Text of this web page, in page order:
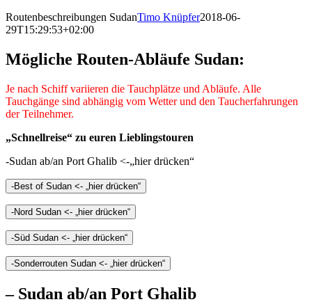
Routenbeschreibungen SudanTimo Knüpfer2018-06-
29T15:29:53+02:00
Mögliche Routen-Abläufe Sudan:
Je nach Schiff variieren die Tauchplätze und Abläufe. Alle
Tauchgänge sind abhängig vom Wetter und den Taucherfahrungen
der Teilnehmer.
„Schnellreise“ zu euren Lieblingstouren
-Sudan ab/an Port Ghalib <-„hier drücken“
-Best of Sudan <- „hier drücken“
-Nord Sudan <- „hier drücken“
-Süd Sudan <- „hier drücken“
-Sonderrouten Sudan <- „hier drücken“
– Sudan ab/an Port Ghalib